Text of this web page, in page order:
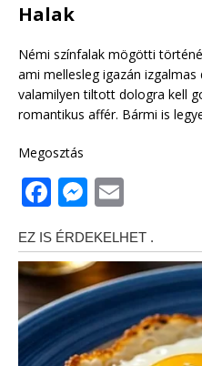
Halak
Némi színfalak mögötti
ami mellesleg igazán
valamilyen tiltott dologra kell
romantikus affér. Bármi is
Megosztás
F
a
c
e
b
o
M
ss
e
n
g
ai
l